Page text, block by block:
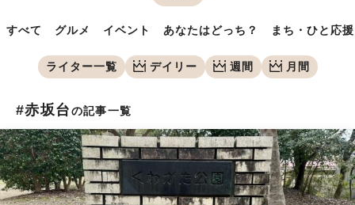
すべて グルメ イベント あなたはどっち？ まち・ひと応援
ライター一覧 デイリー 週間 月間
#赤坂台の記事一覧